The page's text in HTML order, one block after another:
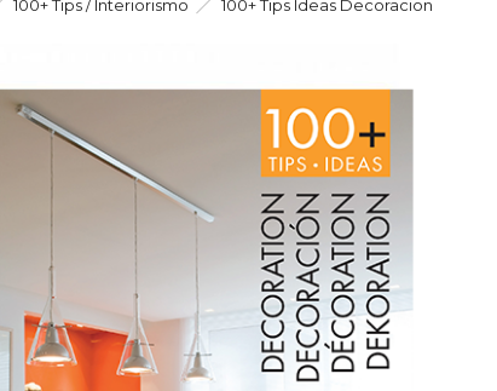
100+ Tips / Interiorismo 100+ Tips Ideas Decoracion